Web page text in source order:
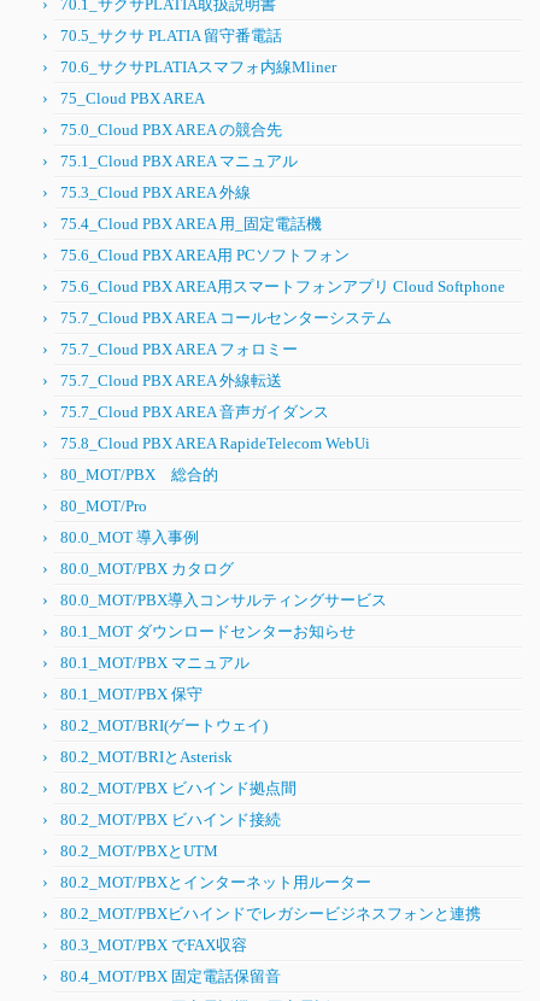
70.1_サクサPLATIA取扱説明書
70.5_サクサ PLATIA 留守番電話
70.6_サクサPLATIAスマフォ内線Mliner
75_Cloud PBX AREA
75.0_Cloud PBX AREA の競合先
75.1_Cloud PBX AREA マニュアル
75.3_Cloud PBX AREA 外線
75.4_Cloud PBX AREA 用_固定電話機
75.6_Cloud PBX AREA用 PCソフトフォン
75.6_Cloud PBX AREA用スマートフォンアプリ Cloud Softphone
75.7_Cloud PBX AREA コールセンターシステム
75.7_Cloud PBX AREA フォロミー
75.7_Cloud PBX AREA 外線転送
75.7_Cloud PBX AREA 音声ガイダンス
75.8_Cloud PBX AREA RapideTelecom WebUi
80_MOT/PBX 総合的
80_MOT/Pro
80.0_MOT 導入事例
80.0_MOT/PBX カタログ
80.0_MOT/PBX導入コンサルティングサービス
80.1_MOT ダウンロードセンターお知らせ
80.1_MOT/PBX マニュアル
80.1_MOT/PBX 保守
80.2_MOT/BRI(ゲートウェイ)
80.2_MOT/BRIとAsterisk
80.2_MOT/PBX ビハインド拠点間
80.2_MOT/PBX ビハインド接続
80.2_MOT/PBXとUTM
80.2_MOT/PBXとインターネット用ルーター
80.2_MOT/PBXビハインドでレガシービジネスフォンと連携
80.3_MOT/PBX でFAX収容
80.4_MOT/PBX 固定電話保留音